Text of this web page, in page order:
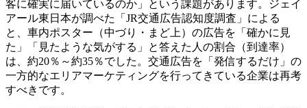
客に確実に届いているのか」という課題があります。ジェイ
アール東日本が調べた「JR交通広告認知度調査」による
と、車内ポスター（中づり・まど上）の広告を「確かに見
た」「見たような気がする」と答えた人の割合（到達率）
は、約20％～約35％でした。交通広告を「発信するだけ」の
一方的なエリアマーケティングを行ってきている企業は再考
すべきです。